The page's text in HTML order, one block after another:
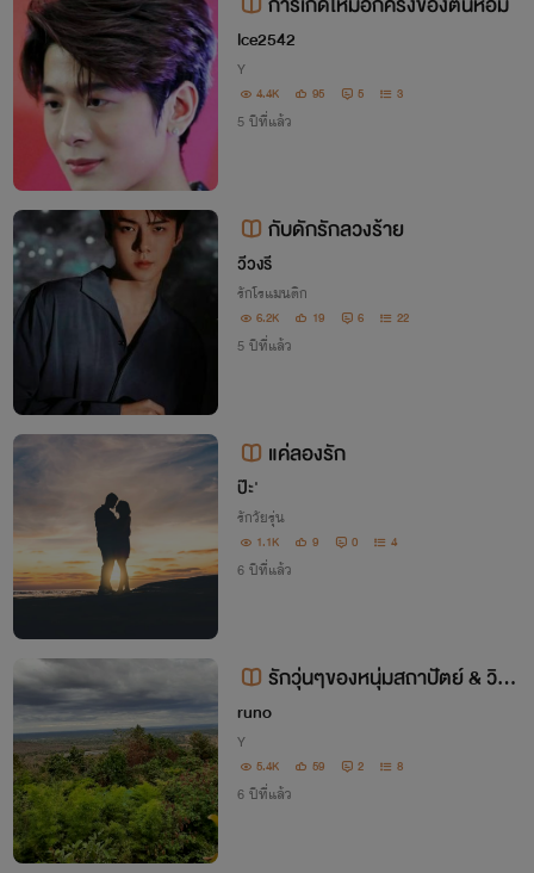
lce2542
Y
4.4K 95 5 3
5 ปีที่แล้ว
กับดักรักลวงร้าย
วีวงรี
รักโรแมนติก
6.2K 19 6 22
5 ปีที่แล้ว
แค่ลองรัก
ป๊ะ'
รักวัยรุ่น
1.1K 9 0 4
6 ปีที่แล้ว
รักวุ่นๆของหนุ่มสถาปัตย์ & วิศว
ะ
runo
Y
5.4K 59 2 8
6 ปีที่แล้ว